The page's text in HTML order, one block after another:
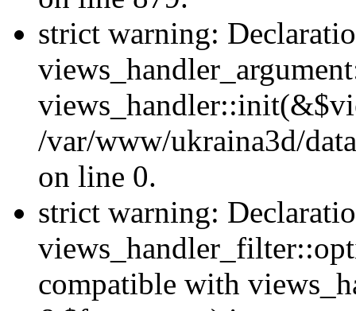
strict warning:
/var/www/ukraina3d/
on line 0.
strict warning:
compatible with